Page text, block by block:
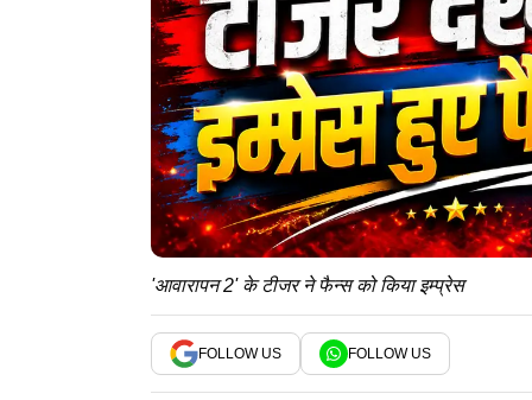
'आवारापन 2' के टीजर ने फैन्स को किया इम्प्रेस
FOLLOW US FOLLOW US